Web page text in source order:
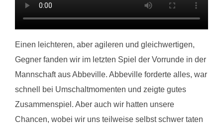
Einen leichteren, aber agileren und gleichwertigen,
Gegner fanden wir im letzten Spiel der Vorrunde in der
Mannschaft aus Abbeville. Abbeville forderte alles, war
schnell bei Umschaltmomenten und zeigte gutes
Zusammenspiel. Aber auch wir hatten unsere
Chancen, wobei wir uns teilweise selbst schwer taten